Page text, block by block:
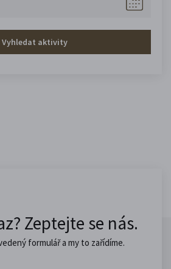
Vyhledat aktivity
Zeptejte se nás.
formulář a my to zařídíme.